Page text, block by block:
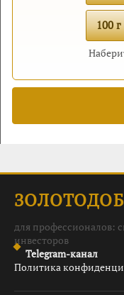
100 г
для профессионалов:
инвесторов
Telegram-канал
Политика